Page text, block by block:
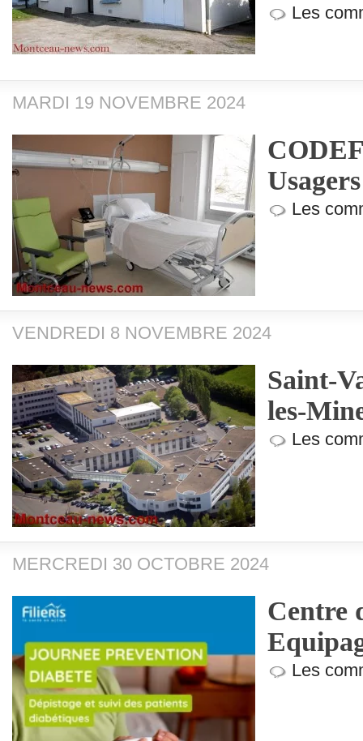
Les
MARDI 19 NOVEMBRE 2024
Les
VENDREDI 8 NOVEMBRE 2024
Saint-
les-
Les
MERCREDI 30 OCTOBRE 2024
Centre
Les